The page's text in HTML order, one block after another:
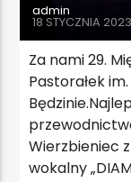
admin
18 STYCZNIA 2023
Za nami 29.
Pastorałek
Wierzbieniec
wokalny